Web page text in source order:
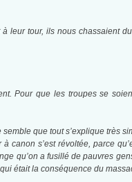
leur tour, ils nous chassaient
Pour que les troupes se
que tout s’explique très
canon s’est révoltée, parce
qu’on a fusillé de pauvres
était la conséquence du